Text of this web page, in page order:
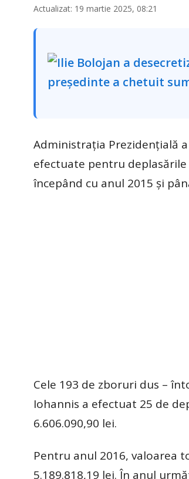
Actualizat: 19 martie 2025, 08:21
Administrația Prezidențială
efectuate pentru
începând cu anul 2015 și
Cele 193 de zboruri dus –
Iohannis a efectuat 25 de
6.606.090,90 lei.
Pentru anul 2016, valoarea
5.189.818,19 lei. În anul